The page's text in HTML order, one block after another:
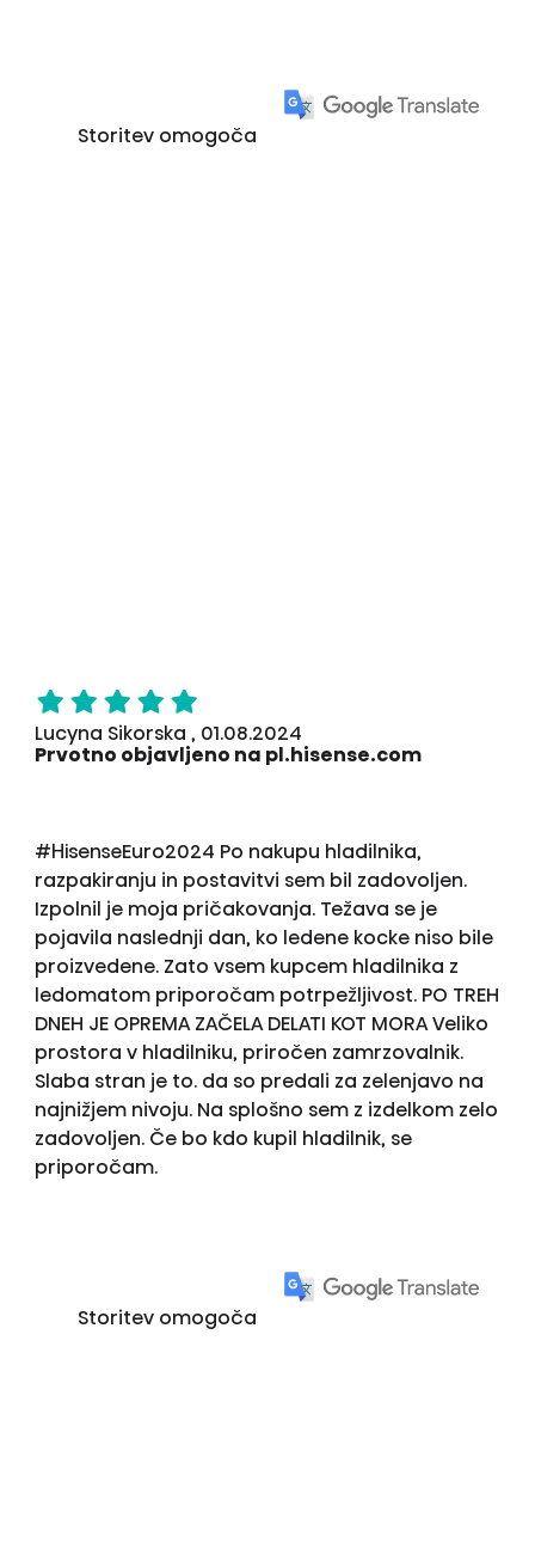
Storitev omogoča
Lucyna Sikorska , 01.08.2024
Prvotno objavljeno na pl.hisense.com
#HisenseEuro2024 Po nakupu hladilnika,
razpakiranju in postavitvi sem bil zadovoljen.
Izpolnil je moja pričakovanja. Težava se je
pojavila naslednji dan, ko ledene kocke niso bile
proizvedene. Zato vsem kupcem hladilnika z
ledomatom priporočam potrpežljivost. PO TREH
DNEH JE OPREMA ZAČELA DELATI KOT MORA Veliko
prostora v hladilniku, priročen zamrzovalnik.
Slaba stran je to. da so predali za zelenjavo na
najnižjem nivoju. Na splošno sem z izdelkom zelo
zadovoljen. Če bo kdo kupil hladilnik, se
priporočam.
Storitev omogoča